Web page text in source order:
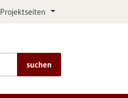
Projektseiten
suchen